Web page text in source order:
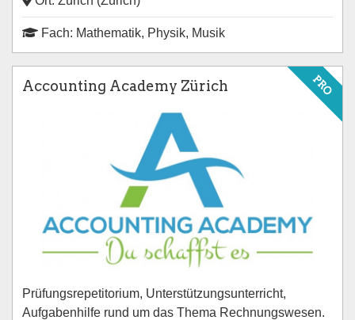
Fach: Mathematik, Physik, Musik
PRO
Accounting Academy Zürich
Prüfungsrepetitorium, Unterstützungsunterricht,
Aufgabenhilfe rund um das Thema Rechnungswesen.